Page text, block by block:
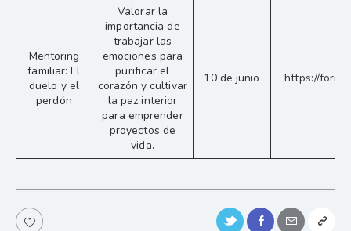
Mentoring
familiar: El
duelo y el
perdón
Valorar la
importancia de
trabajar las
emociones para
purificar el
corazón y cultivar
la paz interior
para emprender
proyectos de
vida.
10 de junio https://